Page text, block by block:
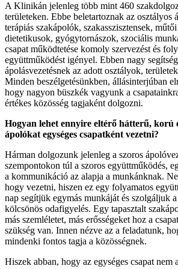
A Klinikán jelenleg több mint 460
területeken. Ebbe beletartoznak az osztályos
terápiás szakápolók, szakasszisztensek,
dietetikusok, gyógytornászok, szociális
csapat működtetése komoly szervezést és
együttműködést igényel. Ebben nagy
ápolásvezetésnek az adott osztályok,
Minden beszélgetésünkben, állásinterjúban
hogy nagyon büszkék vagyunk a
értékes közösség tagjaként dolgozni.
Hogyan lehet ennyire eltérő hátterű, korú
ápolókat egységes csapatként vezetni?
Hárman dolgozunk jelenleg a szoros
szempontokon túl a szoros együttműködés,
a kommunikáció az alapja a munkánknak.
hogy vezetni, hiszen ez egy folyamatos
nap segítjük egymás munkáját és szolgáljuk
kölcsönös odafigyelés. Egy tapasztalt
más szemléletet, más erősségeket hoz a
szükség van. Innen nézve az a feladatunk,
mindenki fontos tagja a közösségnek.
Hiszek abban, hogy az egységes csapat nem